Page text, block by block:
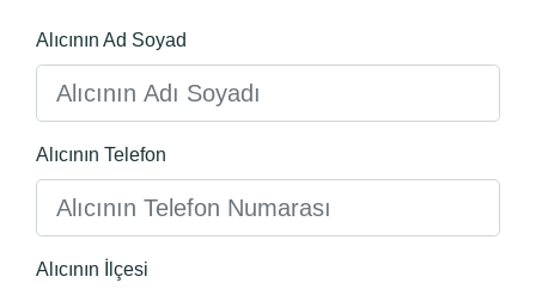
Alıcının Ad Soyad
Alıcının Telefon
Alıcının İlçesi